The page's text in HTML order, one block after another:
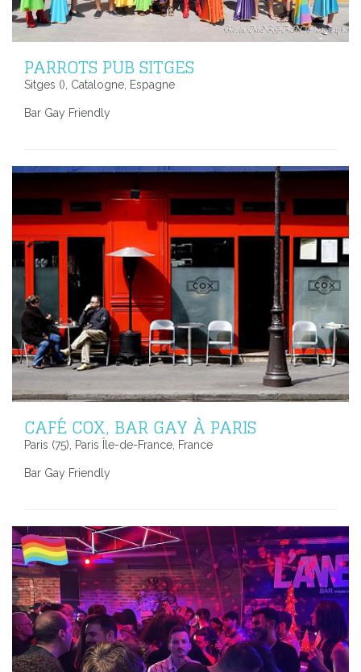
PARROTS PUB SITGES
Sitges (), Catalogne, Espagne
Bar Gay Friendly
CAFÉ COX, BAR GAY À PARIS
Paris (75), Paris Île-de-France, France
Bar Gay Friendly